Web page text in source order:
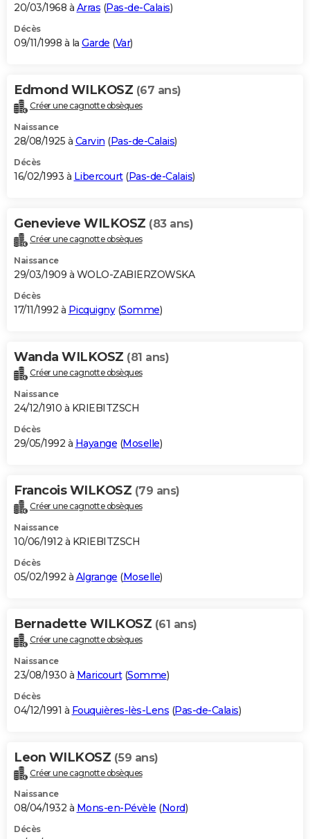
20/03/1968 à Arras (Pas-de-Calais)
Décès
09/11/1998 à la Garde (Var)
Edmond WILKOSZ (67 ans)
Créer une cagnotte obsèques
Naissance
28/08/1925 à Carvin (Pas-de-Calais)
Décès
16/02/1993 à Libercourt(Pas-de-Calais)
Genevieve WILKOSZ (83 ans)
Créer une cagnotte obsèques
Naissance
29/03/1909 à WOLO-ZABIERZOWSKA
Décès
17/11/1992 à Picquigny(Somme)
Wanda WILKOSZ (81 ans)
Créer une cagnotte obsèques
Naissance
24/12/1910 à KRIEBITZSCH
Décès
29/05/1992 à Hayange (Moselle)
Francois WILKOSZ (79 ans)
Créer une cagnotte obsèques
Naissance
10/06/1912 à KRIEBITZSCH
Décès
05/02/1992 à Algrange (Moselle)
Bernadette WILKOSZ (61 ans)
Créer une cagnotte obsèques
Naissance
23/08/1930 à Maricourt(Somme)
Décès
04/12/1991 à Fouquières-lès-Lens (Pas-de-Calais)
Leon WILKOSZ (59 ans)
Créer une cagnotte obsèques
Naissance
08/04/1932 à Mons-en-Pévèle (Nord)
Décès